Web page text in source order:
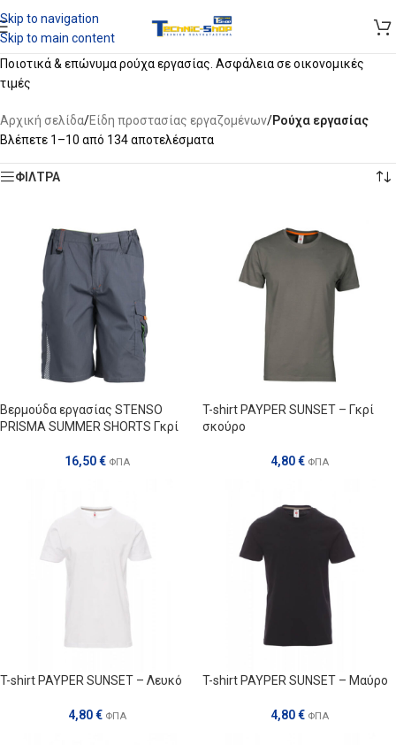
Skip to navigation
Skip to main content
Ποιοτικά & επώνυμα ρούχα εργασίας. Ασφάλεια σε οικονομικές
τιμές
Αρχική σελίδα/Είδη προστασίας εργαζομένων/Ρούχα εργασίας
Βλέπετε 1–10 από 134 αποτελέσματα
ΦΙΛΤΡΑ
Bερμούδα εργασίας STENSO
PRISMA SUMMER SHORTS Γκρί
16,50€ ΦΠΑ
T-shirt PAYPER SUNSET – Γκρί
σκούρο
4,80€ ΦΠΑ
T-shirt PAYPER SUNSET – Λευκό
4,80€ ΦΠΑ
T-shirt PAYPER SUNSET – Μαύρο
4,80€ ΦΠΑ